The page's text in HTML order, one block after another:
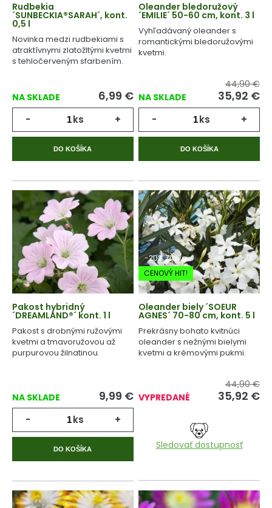
Rudbekia
´SUNBECKIA®SARAH´, kont.
0,5 l
Novinka medzi rudbekiami s
atraktívnymi zlatožltými kvetmi
s tehločerveným sfarbením.
NA SKLADE 6,99 €
- ks +
DO KOŠÍKA
Oleander bledoružový
´EMILIE´ 50-60 cm, kont. 3 l
Vyhľadávaný oleander s
romantickými bledoružovými
kvetmi.
NA SKLADE
44,90 €
35,92 €
- ks +
DO KOŠÍKA
Pakost hybridný
´DREAMLAND®´ kont. 1 l
Pakost s drobnými ružovými
kvetmi a tmavoružovou až
purpurovou žilnatinou.
NA SKLADE 9,99 €
- ks +
DO KOŠÍKA
-20% Zľava
CENOVÝ HIT!
Oleander biely ´SOEUR
AGNES´ 70-80 cm, kont. 5 l
Prekrásny bohato kvitnúci
oleander s nežnými bielymi
kvetmi a krémovými pukmi.
VYPREDANÉ
44,90 €
35,92 €
Sledovať dostupnosť